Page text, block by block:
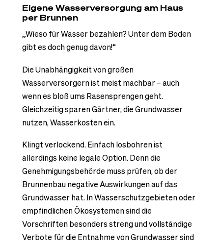
Eigene Wasserversorgung am Haus
per Brunnen
„Wieso für Wasser bezahlen? Unter dem Boden
gibt es doch genug davon!“
Die Unabhängigkeit von großen
Wasserversorgern ist meist machbar – auch
wenn es bloß ums Rasensprengen geht.
Gleichzeitig sparen Gärtner, die Grundwasser
nutzen, Wasserkosten ein.
Klingt verlockend. Einfach losbohren ist
allerdings keine legale Option. Denn die
Genehmigungsbehörde muss prüfen, ob der
Brunnenbau negative Auswirkungen auf das
Grundwasser hat. In Wasserschutzgebieten oder
empfindlichen Ökosystemen sind die
Vorschriften besonders streng und vollständige
Verbote für die Entnahme von Grundwasser sind